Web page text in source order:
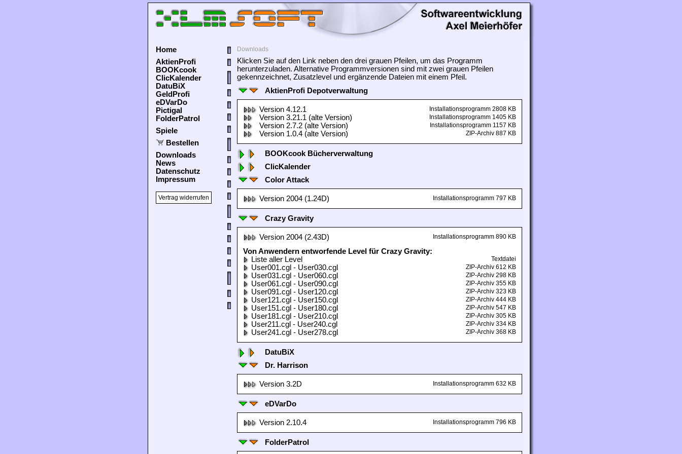
Home
AktienProfi
BOOKcook
ClicKalender
DatuBiX
GeldProfi
eDVarDo
Pictigal
FolderPatrol
Spiele
Bestellen
Downloads
News
Datenschutz
Impressum
Vertrag widerrufen
Downloads
Klicken Sie auf den Link neben den drei grauen Pfeilen, um das Programm
herunterzuladen. Alternative Programmversionen sind mit zwei grauen Pfeilen
gekennzeichnet, Zusatzlevel und ergänzende Dateien mit einem Pfeil.
AktienProfi Depotverwaltung
Version 4.12.1 Installationsprogramm 2808 KB
Version 3.21.1 (alte Version) Installationsprogramm 1405 KB
Version 2.7.2 (alte Version) Installationsprogramm 1157 KB
Version 1.0.4 (alte Version) ZIP-Archiv 887 KB
BOOKcook Bücherverwaltung
ClicKalender
Color Attack
Version 2004 (1.24D) Installationsprogramm 797 KB
Crazy Gravity
Version 2004 (2.43D) Installationsprogramm 890 KB
Von Anwendern entworfende Level für Crazy Gravity:
Liste aller Level
Textdatei
User001.cgl - User030.cgl ZIP-Archiv 612 KB
User031.cgl - User060.cgl ZIP-Archiv 298 KB
User061.cgl - User090.cgl ZIP-Archiv 355 KB
User091.cgl - User120.cgl ZIP-Archiv 323 KB
User121.cgl - User150.cgl ZIP-Archiv 444 KB
User151.cgl - User180.cgl ZIP-Archiv 547 KB
User181.cgl - User210.cgl ZIP-Archiv 305 KB
User211.cgl - User240.cgl ZIP-Archiv 334 KB
User241.cgl - User278.cgl ZIP-Archiv 368 KB
DatuBiX
Dr. Harrison
Version 3.2D Installationsprogramm 632 KB
eDVarDo
Version 2.10.4 Installationsprogramm 796 KB
FolderPatrol